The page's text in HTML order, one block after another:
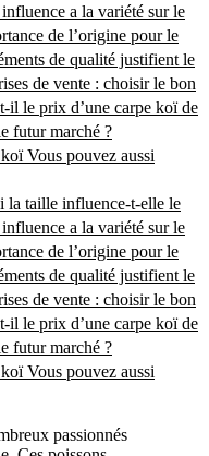
a la variété sur le
de l’origine pour le
de qualité justifient le
de vente : choisir le bon
il le prix d’une carpe koï de
futur marché ?
koïVous pouvez aussi
la taille influence-t-elle le
a la variété sur le
de l’origine pour le
de qualité justifient le
de vente : choisir le bon
il le prix d’une carpe koï de
futur marché ?
koïVous pouvez aussi
passionnés